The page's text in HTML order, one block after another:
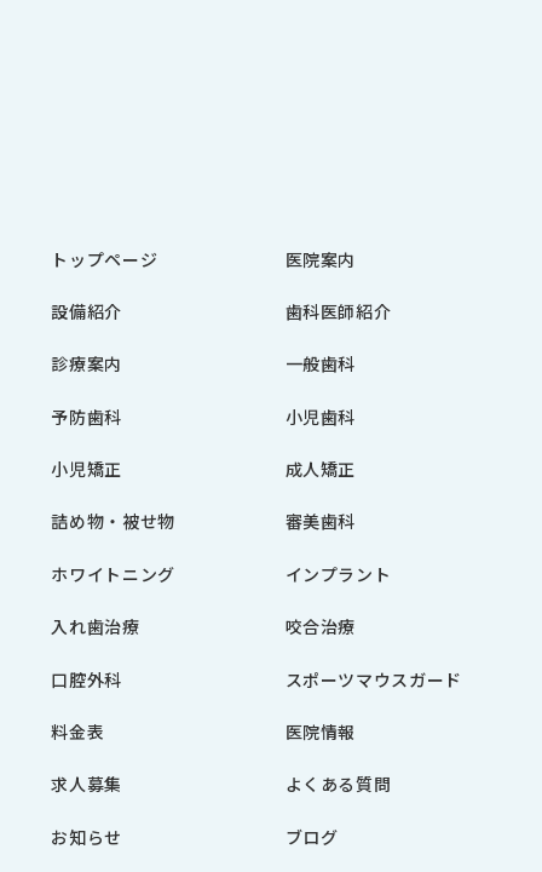
トップページ 医院案内
設備紹介 歯科医師紹介
診療案内 一般歯科
予防歯科 小児歯科
小児矯正 成人矯正
詰め物・被せ物 審美歯科
ホワイトニング インプラント
入れ歯治療 咬合治療
口腔外科 スポーツマウスガード
料金表 医院情報
求人募集 よくある質問
お知らせ ブログ